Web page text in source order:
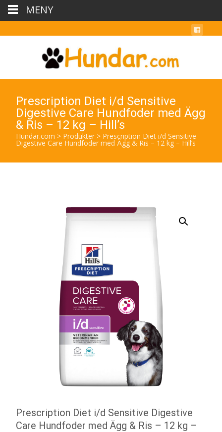
Prescription Diet i/d Sensitive
Digestive Care Hundfoder med Ägg
& Ris – 12 kg – Hill’s
Hundar.com > Produkter > Prescription Diet i/d Sensitive
Digestive Care Hundfoder med Ägg & Ris – 12 kg – Hill’s
Prescription Diet i/d Sensitive Digestive
Care Hundfoder med Ägg & Ris – 12 kg –
MENY